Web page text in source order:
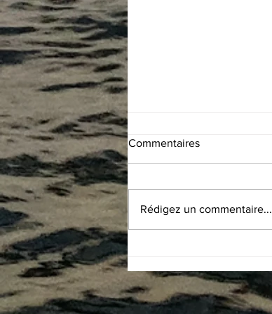
entretien du loch et du
sondeur
Commentaires
Rédigez un commentaire...